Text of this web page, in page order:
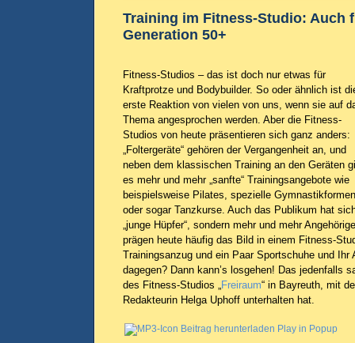
Training im Fitness-Studio: Auch
Generation 50+
Fitness-Studios – das ist doch nur etwas für
Kraftprotze und Bodybuilder. So oder ähnlich ist
erste Reaktion von vielen von uns, wenn sie auf
Thema angesprochen werden. Aber die Fitness-
Studios von heute präsentieren sich ganz anders:
„Foltergeräte“ gehören der Vergangenheit an, und
neben dem klassischen Training an den Geräten
es mehr und mehr „sanfte“ Trainingsangebote wie
beispielsweise Pilates, spezielle Gymnastikformen
oder sogar Tanzkurse. Auch das Publikum hat
„junge Hüpfer“, sondern mehr und mehr
prägen heute häufig das Bild in einem Fitness-
Trainingsanzug und ein Paar Sportschuhe und Ihr
dagegen? Dann kann’s losgehen! Das jedenfalls
des Fitness-Studios „Freiraum“ in Bayreuth, mit
Redakteurin Helga Uphoff unterhalten hat.
Beitrag herunterladen Play in Popup